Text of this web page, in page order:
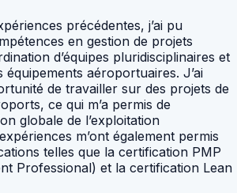
précédentes, j’ai pu
en gestion de projets
d’équipes pluridisciplinaires et
équipements aéroportuaires. J’ai
de travailler sur des projets de
ce qui m’a permis de
globale de l’exploitation
m’ont également permis
telles que la certification PMP
Professional) et la certification Lean